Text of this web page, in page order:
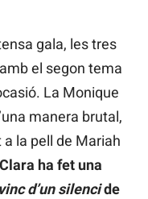
gala, les tres
el segon tema
La Monique
manera brutal,
a la pell de Mariah
ha fet una
d’un silencide